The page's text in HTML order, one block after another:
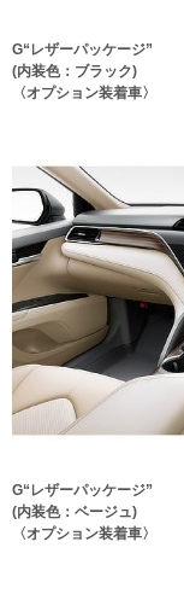
G“レザーパッケージ”
(内装色：ブラック)
〈オプション装着車〉
G“レザーパッケージ”
(内装色：ベージュ)
〈オプション装着車〉